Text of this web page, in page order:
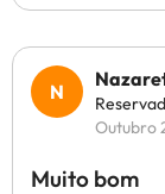
Outubro
Muito bom